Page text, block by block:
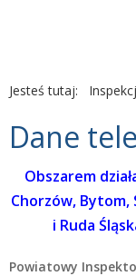
Jesteś tutaj:
Dane
Obszarem
Chorzów, Bytom,
i Ruda
Powiatowy